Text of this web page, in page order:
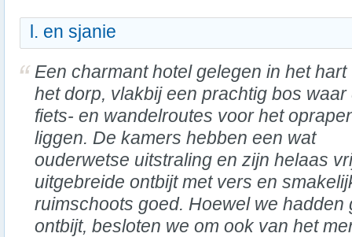
l. en sjanie
Een charmant hotel gelegen in het hart
het dorp, vlakbij een prachtig bos waar
fiets- en wandelroutes voor het
liggen. De kamers hebben een wat
ouderwetse uitstraling en zijn helaas
uitgebreide ontbijt met vers en
ruimschoots goed. Hoewel we
ontbijt, besloten we om ook van het